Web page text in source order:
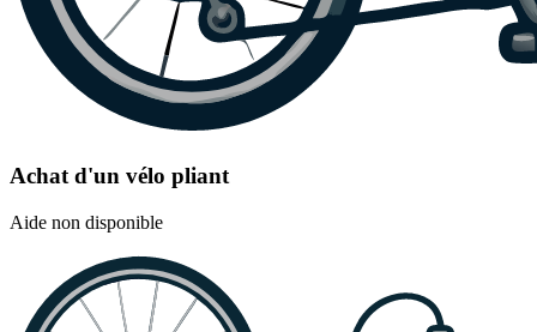
Achat d'un vélo pliant
Aide non disponible